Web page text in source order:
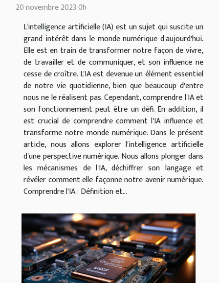
20 novembre 2023 0h
L'intelligence artificielle (IA) est un sujet qui suscite un
grand intérêt dans le monde numérique d'aujourd'hui.
Elle est en train de transformer notre façon de vivre,
de travailler et de communiquer, et son influence ne
cesse de croître. L'IA est devenue un élément essentiel
de notre vie quotidienne, bien que beaucoup d'entre
nous ne le réalisent pas. Cependant, comprendre l'IA et
son fonctionnement peut être un défi. En addition, il
est crucial de comprendre comment l'IA influence et
transforme notre monde numérique. Dans le présent
article, nous allons explorer l'intelligence artificielle
d'une perspective numérique. Nous allons plonger dans
les mécanismes de l'IA, déchiffrer son langage et
révéler comment elle façonne notre avenir numérique.
Comprendre l'IA : Définition et...